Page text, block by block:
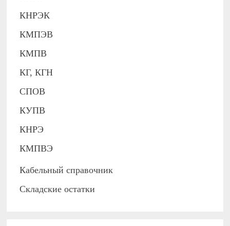
КНРЭК
КМПЭВ
КМПВ
КГ, КГН
СПОВ
КУПВ
КНРЭ
КМПВЭ
Кабельный справочник
Складские остатки